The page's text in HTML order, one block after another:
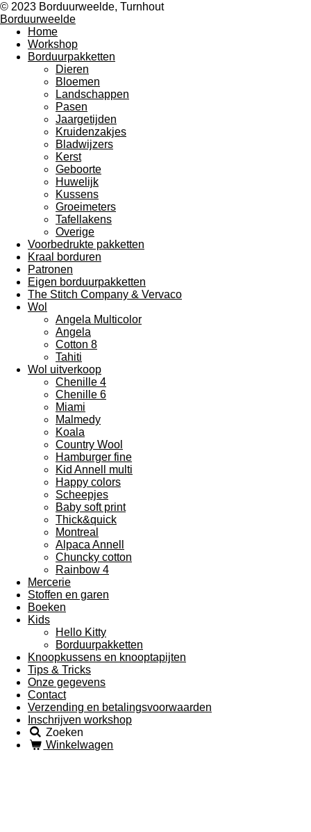
© 2023 Borduurweelde, Turnhout
Borduurweelde
Home
Workshop
Borduurpakketten
Dieren
Bloemen
Landschappen
Pasen
Jaargetijden
Kruidenzakjes
Bladwijzers
Kerst
Geboorte
Huwelijk
Kussens
Groeimeters
Tafellakens
Overige
Voorbedrukte pakketten
Kraal borduren
Patronen
Eigen borduurpakketten
The Stitch Company & Vervaco
Wol
Angela Multicolor
Angela
Cotton 8
Tahiti
Wol uitverkoop
Chenille 4
Chenille 6
Miami
Malmedy
Koala
Country Wool
Hamburger fine
Kid Annell multi
Happy colors
Scheepjes
Baby soft print
Thick&quick
Montreal
Alpaca Annell
Chuncky cotton
Rainbow 4
Mercerie
Stoffen en garen
Boeken
Kids
Hello Kitty
Borduurpakketten
Knoopkussens en knooptapijten
Tips & Tricks
Onze gegevens
Contact
Verzending en betalingsvoorwaarden
Inschrijven workshop
Zoeken
Winkelwagen